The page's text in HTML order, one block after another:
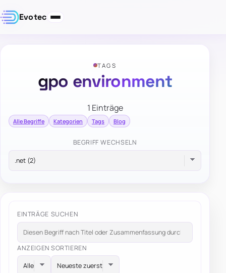
Evotec
TAGS
gpo environment
1 Einträge
Alle Begriffe Kategorien Tags Blog
BEGRIFF WECHSELN
EINTRÄGE SUCHEN
ANZEIGEN SORTIEREN